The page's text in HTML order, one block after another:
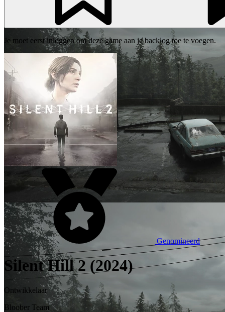
Je moet eerst inloggen om deze game aan je backlog toe te voegen.
Genomineerd
Silent Hill 2 (2024)
Ontwikkelaar
Bloober Team